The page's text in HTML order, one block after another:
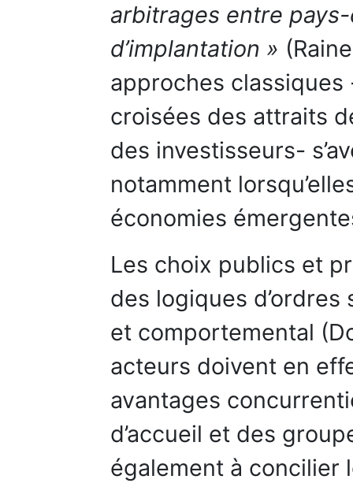
arbitrages entre
d’implantation »
approches
croisées des attraits
des investisseurs-
notamment
économies
Les choix publics et
des logiques
et comportemental
acteurs doivent en
avantages
d’accueil et des
également à concilier